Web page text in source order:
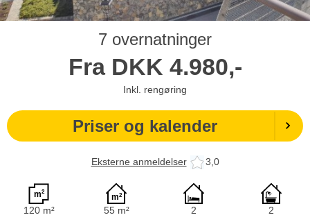
7 overnatninger
Fra DKK 4.980,-
Inkl. rengøring
Priser og kalender
Eksterne anmeldelser 3,0
120 m² 55 m² 2 2